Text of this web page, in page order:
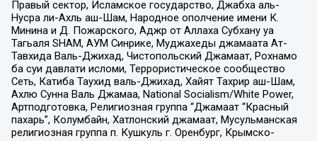
Правый сектор, Исламское государство, Джабха аль-
Нусра ли-Ахль аш-Шам, Народное ополчение имени К.
Минина и Д. Пожарского, Аджр от Аллаха Субхану уа
Тагьаля SHAM, АУМ Синрике, Муджахеды джамаата Ат-
Тавхида Валь-Джихад, Чистопольский Джамаат, Рохнамо
ба суи давлати исломи, Террористическое сообщество
Сеть, Катиба Таухид валь-Джихад, Хайят Тахрир аш-Шам,
Ахлю Сунна Валь Джамаа, National Socialism/White Power,
Артподготовка, Религиозная группа “Джамаат “Красный
пахарь”, Колумбайн, Хатлонский джамаат, Мусульманская
религиозная группа п. Кушкуль г. Оренбург, Крымско-